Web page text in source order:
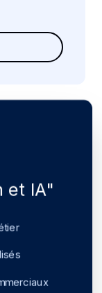
et IA"